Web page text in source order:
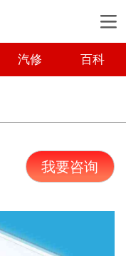
汽修 百科
我要咨询